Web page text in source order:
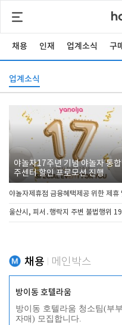
채용 인재 업계소식 구
업계소식
야놀자17주년 기념 야놀자 통
주센터 할인 프로모션 진행
야놀자제휴점 금융혜택제공 위한 제휴
울산시, 피서․행락지 주변 불법행위
채용 메인박스
방이동 호텔라움
방이동 호텔라움 청소팀(부
자매) 모집합니다.